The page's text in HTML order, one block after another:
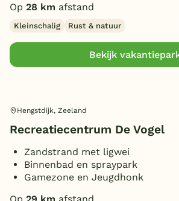
Op 28 km afstand
Kleinschalig Rust & natuur
Bekijk
Hengstdijk, Zeeland
Recreatiecentrum De Vogel
Zandstrand met ligwei
Binnenbad en spraypark
Gamezone en Jeugdhonk